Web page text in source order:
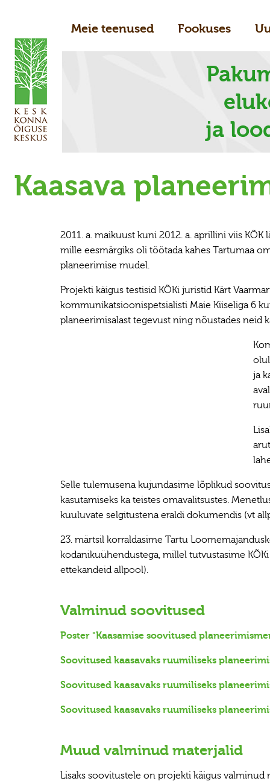
Meie teenused Fookuses
ja
Kaasava
2011. a. maikuust kuni 2012. a. aprillini viis KÕK
mille eesmärgiks oli töötada kahes Tartumaa
planeerimise mudel.
Projekti käigus testisid KÕKi juristid Kärt
kommunikatsioonispetsialisti Maie Kiiseliga 6
planeerimisalast tegevust ning nõustades neid
ja
Selle tulemusena kujundasime lõplikud
kasutamiseks ka teistes omavalitsustes.
kuuluvate selgitustena eraldi dokumendis (vt
23. märtsil korraldasime Tartu
kodanikuühendustega, millel tutvustasime
ettekandeid allpool).
Valminud soovitused
Poster "Kaasamise soovitused
Soovitused kaasavaks ruumiliseks
Soovitused kaasavaks ruumiliseks
Soovitused kaasavaks ruumiliseks
Muud valminud materjalid
Lisaks soovitustele on projekti käigus valminud